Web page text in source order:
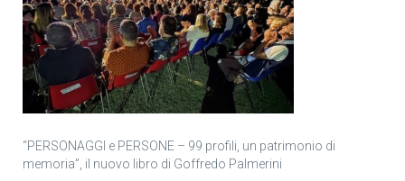
“PERSONAGGI e PERSONE – 99 profili, un patrimonio di
memoria”, il nuovo libro di Goffredo Palmerini